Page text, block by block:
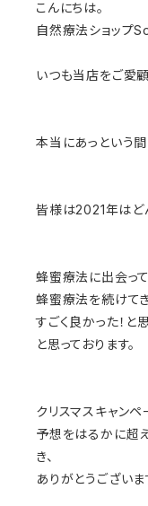
こんにちは。
自然療法ショップ
いつも当店をご愛顧
本当にあっという間
皆様は2021年はど
蜂蜜療法に出会って
蜂蜜療法を続けてき
すごく良かった！
と思っております。
クリスマスキャンペ
予想をはるかに超
き、
ありがとうござい